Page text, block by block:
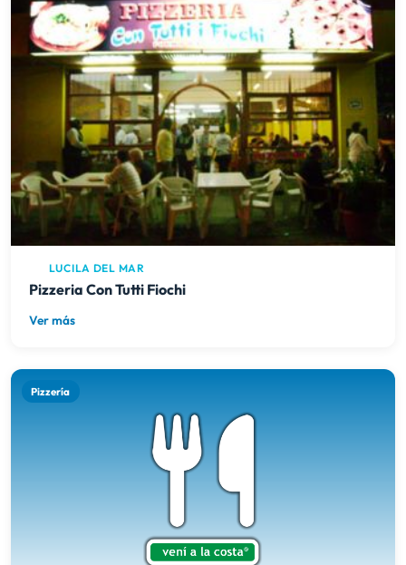
LUCILA DEL MAR
Pizzeria Con Tutti Fiochi
Ver más
Pizzería